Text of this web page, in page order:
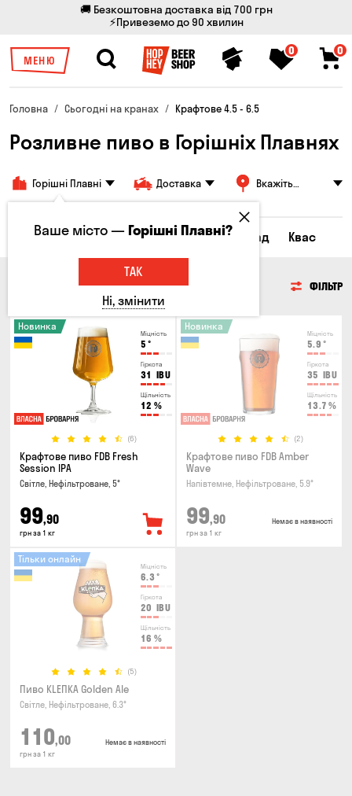
🚚 Безкоштовна доставка від 700 грн
⚡Привеземо до 90 хвилин
МЕНЮ
0 0
Головна Сьогодні на кранах Крафтове 4.5 - 6.5
Розливне пиво в Горішніх Плавнях
Горішні Плавні Доставка
Вкажіть
Всі товари Пиво Сидр Лимонад Квас
ФІЛЬТР
Міцність
5 °
Гіркота
31 IBU
Щільність
12 %
(6)
Новинка
Крафтове пиво FDB Fresh
Session IPA
Світле, Нефільтроване, 5°
99,90
грн за 1 кг
Міцність
5.9 °
Гіркота
35 IBU
Щільність
13.7 %
(2)
Новинка
Крафтове пиво FDB Amber
Wave
Напівтемне, Нефільтроване, 5.9°
99,90
грн за 1 кг
Немає в наявності
Міцність
6.3 °
Гіркота
20 IBU
Щільність
16 %
(5)
Тільки онлайн
Пиво KLEПКА Golden Ale
Світле, Нефільтроване, 6.3°
110,00
грн за 1 кг
Немає в наявності
Ваше місто —Горішні Плавні?
ТАК
Ні, змінити